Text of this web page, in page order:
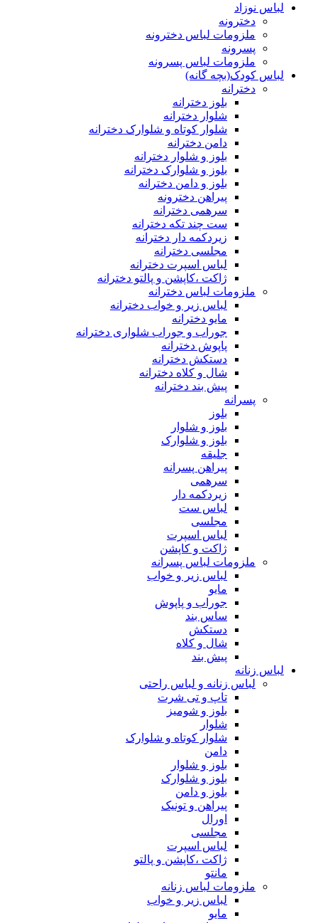
لباس نوزاد
دخترونه
ملزومات لباس دخترونه
پسرونه
ملزومات لباس پسرونه
لباس کودک(بچه گانه)
دخترانه
بلوز دخترانه
شلوار دخترانه
شلوار کوتاه و شلوارک دخترانه
دامن دخترانه
بلوز و شلوار دخترانه
بلوز و شلوارک دخترانه
بلوز و دامن دخترانه
پیراهن دخترونه
سرهمی دخترانه
ست چند تکه دخترانه
زیردکمه دار دخترانه
مجلسی دخترانه
لباس اسپرت دخترانه
ژاکت ،کاپشن و پالتو دخترانه
ملزومات لباس دخترانه
لباس زیر و خواب دخترانه
مایو دخترانه
جوراب و جوراب شلواری دخترانه
پاپوش دخترانه
دستکش دخترانه
شال و کلاه دخترانه
پیش بند دخترانه
پسرانه
بلوز
بلوز و شلوار
بلوز و شلوارک
جلیقه
پیراهن پسرانه
سرهمی
زیردکمه دار
لباس ست
مجلسی
لباس اسپرت
ژاکت و کاپشن
ملزومات لباس پسرانه
لباس زیر و خواب
مایو
جوراب و پاپوش
ساس بند
دستکش
شال و کلاه
پیش بند
لباس زنانه
لباس زنانه و لباس راحتی
تاپ و تی شرت
بلوز و شومیز
شلوار
شلوار کوتاه و شلوارک
دامن
بلوز و شلوار
بلوز و شلوارک
بلوز و دامن
پیراهن و تونیک
اورال
مجلسی
لباس اسپرت
ژاکت ،کاپشن و پالتو
مانتو
ملزومات لباس زنانه
لباس زیر و خواب
مایو